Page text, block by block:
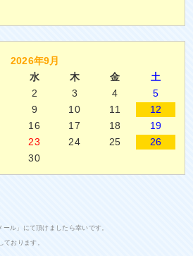
2026年9月
水 木 金
土
2 3 4
5
9 10 11
12
16 17 18
19
23 24 25
26
30
ル」にて頂けましたら幸いです。
ております。